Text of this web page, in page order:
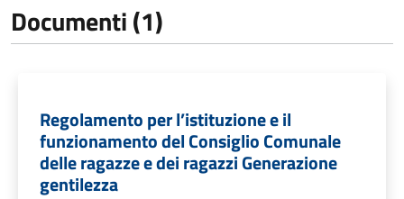
Documenti (1)
Regolamento per l’istituzione e il
funzionamento del Consiglio Comunale
delle ragazze e dei ragazzi Generazione
gentilezza